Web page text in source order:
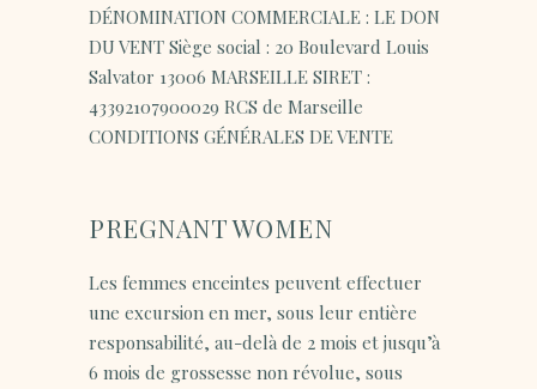
DÉNOMINATION COMMERCIALE : LE DON
DU VENT Siège social : 20 Boulevard Louis
Salvator 13006 MARSEILLE SIRET :
43392107900029 RCS de Marseille
CONDITIONS GÉNÉRALES DE VENTE
PREGNANT WOMEN
Les femmes enceintes peuvent effectuer
une excursion en mer, sous leur entière
responsabilité, au-delà de 2 mois et jusqu’à
6 mois de grossesse non révolue, sous